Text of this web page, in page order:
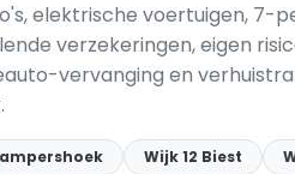
elektrische voertuigen, 7-
verzekeringen, eigen
vervanging en
Wijk 12 Biest